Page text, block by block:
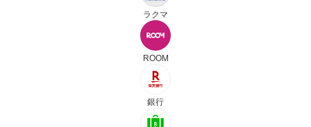
ラクマ
ROOM
銀行